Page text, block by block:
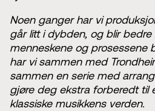
Noen ganger har vi
går litt i dybden, og blir
menneskene og prosessene
har vi sammen med
sammen en serie med
gjøre deg ekstra forberedt til
klassiske musikkens verden.